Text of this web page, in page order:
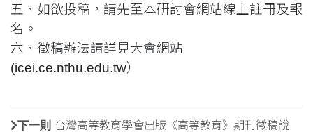
五、如欲投稿，請先至本研討會網站線上註冊及報
名。
六、徵稿辦法請詳見大會網站
(icei.ce.nthu.edu.tw）
下一則 台灣高等教育學會出版《高等教育》期刊徵稿說